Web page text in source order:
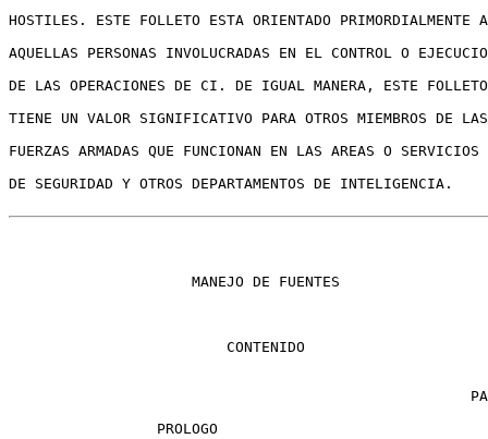
HOSTILES. ESTE FOLLETO ESTA ORIENTADO PRIMORDIALMENTE A
AQUELLAS PERSONAS INVOLUCRADAS EN EL CONTROL O
DE LAS OPERACIONES DE CI. DE IGUAL MANERA, ESTE FOLLETO
TIENE UN VALOR SIGNIFICATIVO PARA OTROS MIEMBROS DE LAS
FUERZAS ARMADAS QUE FUNCIONAN EN LAS AREAS O SERVICIOS
                     MANEJO DE FUENTES
                         CONTENIDO
                 PROLOGO